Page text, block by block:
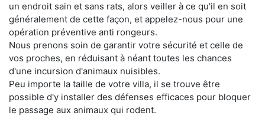
un endroit sain et sans rats, alors veiller à ce qu'il en soit
généralement de cette façon, et appelez-nous pour une
opération préventive anti rongeurs.
Nous prenons soin de garantir votre sécurité et celle de
vos proches, en réduisant à néant toutes les chances
d'une incursion d'animaux nuisibles.
Peu importe la taille de votre villa, il se trouve être
possible d'y installer des défenses efficaces pour bloquer
le passage aux animaux qui rodent.